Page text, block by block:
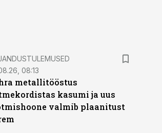
08:13
metallitööstus
kasumi ja uus
valmib plaanitust